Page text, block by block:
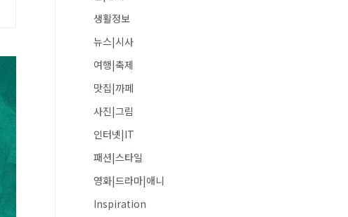
생활정보
뉴스|시사
여행|축제
맛집|까페
사진|그림
인터넷|IT
패션|스타일
영화|드라마|애니
Inspiration